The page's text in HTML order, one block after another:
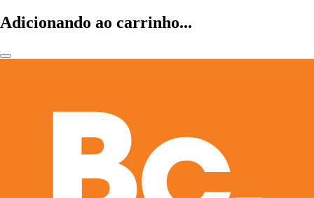
Adicionando ao carrinho...